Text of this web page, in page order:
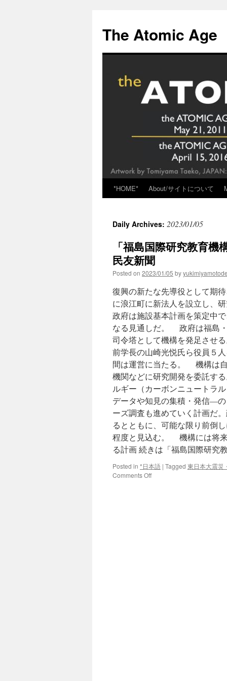
content
The Atomic Age
*HOME* About/サイトについて
Daily Archives: 2023/01/05
「福島国際研究教育
民友新聞
Posted on 2023/01/05 by
復興の新たな先導役として期
に浪江町に新法人を設立し、
政府は施設基本計画を策定中
なる見通しだ。 政府は福島
司令塔として機構を発足させ
前学長の山崎光悦氏ら役員５
間は運営に当たる。 機構は
機関などに研究開発を委託す
ルギー（カーボンニュートラ
データや知見の集積・発信―
ーズ調査も進めていく計画だ
るとともに、可能な限り前倒
程度と見込む。 機構には将
る計画 続きは「福島国際研究
Posted in *日本語 | Tagged 東日本大震災
Comments Offon